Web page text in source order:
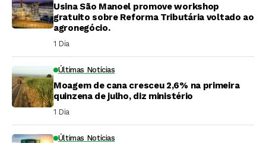
Usina São Manoel promove workshop
gratuito sobre Reforma Tributária voltado ao
agronegócio.
1 Dia ⁮
Últimas Notícias
Moagem de cana cresceu 2,6% na primeira
quinzena de julho, diz ministério
1 Dia ⁮
Últimas Notícias